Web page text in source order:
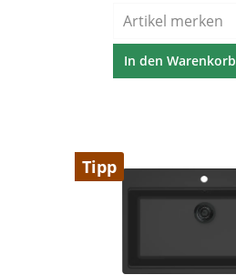
Artikel merken
In den Warenkorb
Tipp